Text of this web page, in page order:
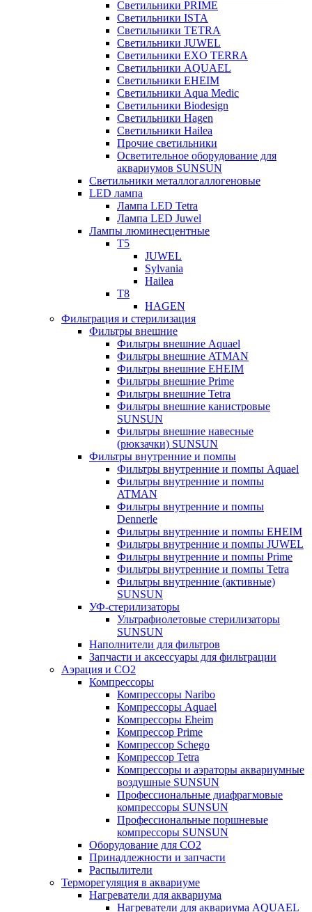
Светильники PRIME
Светильники ISTA
Светильники TETRA
Светильники JUWEL
Светильники EXO TERRA
Светильники AQUAEL
Светильники EHEIM
Светильники Aqua Medic
Светильники Biodesign
Светильники Hagen
Светильники Hailea
Прочие светильники
Осветительное оборудование для
аквариумов SUNSUN
Светильники металлогаллогеновые
LED лампа
Лампа LED Tetra
Лампа LED Juwel
Лампы люминесцентные
T5
JUWEL
Sylvania
Hailea
T8
HAGEN
Фильтрация и стерилизация
Фильтры внешние
Фильтры внешние Aquael
Фильтры внешние ATMAN
Фильтры внешние EHEIM
Фильтры внешние Prime
Фильтры внешние Tetra
Фильтры внешние канистровые
SUNSUN
Фильтры внешние навесные
(рюкзачки) SUNSUN
Фильтры внутренние и помпы
Фильтры внутренние и помпы Aquael
Фильтры внутренние и помпы
ATMAN
Фильтры внутренние и помпы
Dennerle
Фильтры внутренние и помпы EHEIM
Фильтры внутренние и помпы JUWEL
Фильтры внутренние и помпы Prime
Фильтры внутренние и помпы Tetra
Фильтры внутренние (активные)
SUNSUN
УФ-стерилизаторы
Ультрафиолетовые стерилизаторы
SUNSUN
Наполнители для фильтров
Запчасти и аксессуары для фильтрации
Аэрация и CO2
Компрессоры
Компрессоры Naribo
Компрессоры Aquael
Компрессоры Eheim
Компрессор Prime
Компрессор Schego
Компрессор Tetra
Компрессоры и аэраторы аквариумные
воздушные SUNSUN
Профессиональные диафрагмовые
компрессоры SUNSUN
Профессиональные поршневые
компрессоры SUNSUN
Оборудование для CO2
Принадлежности и запчасти
Распылители
Терморегуляция в аквариуме
Нагреватели для аквариума
Нагреватели для аквариума AQUAEL